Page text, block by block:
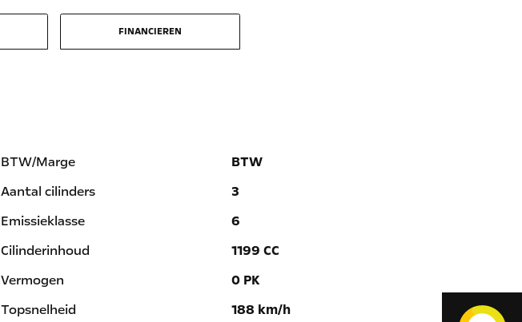
FINANCIEREN
BTW/Marge
BTW
Aantal cilinders
3
Emissieklasse
6
Cilinderinhoud
1199 CC
Vermogen
0 PK
Topsnelheid
188 km/h